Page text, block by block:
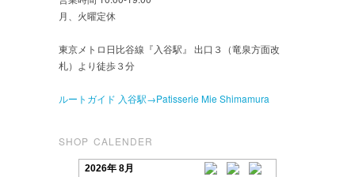
月、火曜定休
東京メトロ日比谷線『入谷駅』 出口３（竜泉方面改
札）より徒歩３分
ルートガイド 入谷駅→Patisserie Mie Shimamura
SHOP CALENDER
2026年 8月